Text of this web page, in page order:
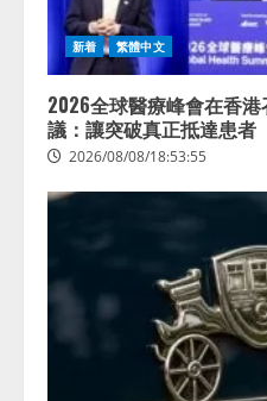
新着 繁體中文
2026全球醫療峰會在香
議：讓突破真正抵達患者
2026/08/08/18:53:55